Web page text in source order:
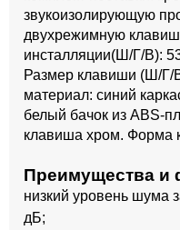
звукоизолирующую
двухрежимную
инсталляции(Ш/Г/В):
Размер клавиши (Ш/Г/
материал: синий
белый бачок из ABS-
клавиша хром. Форма
Преимущества и
низкий уровень шума
дБ;